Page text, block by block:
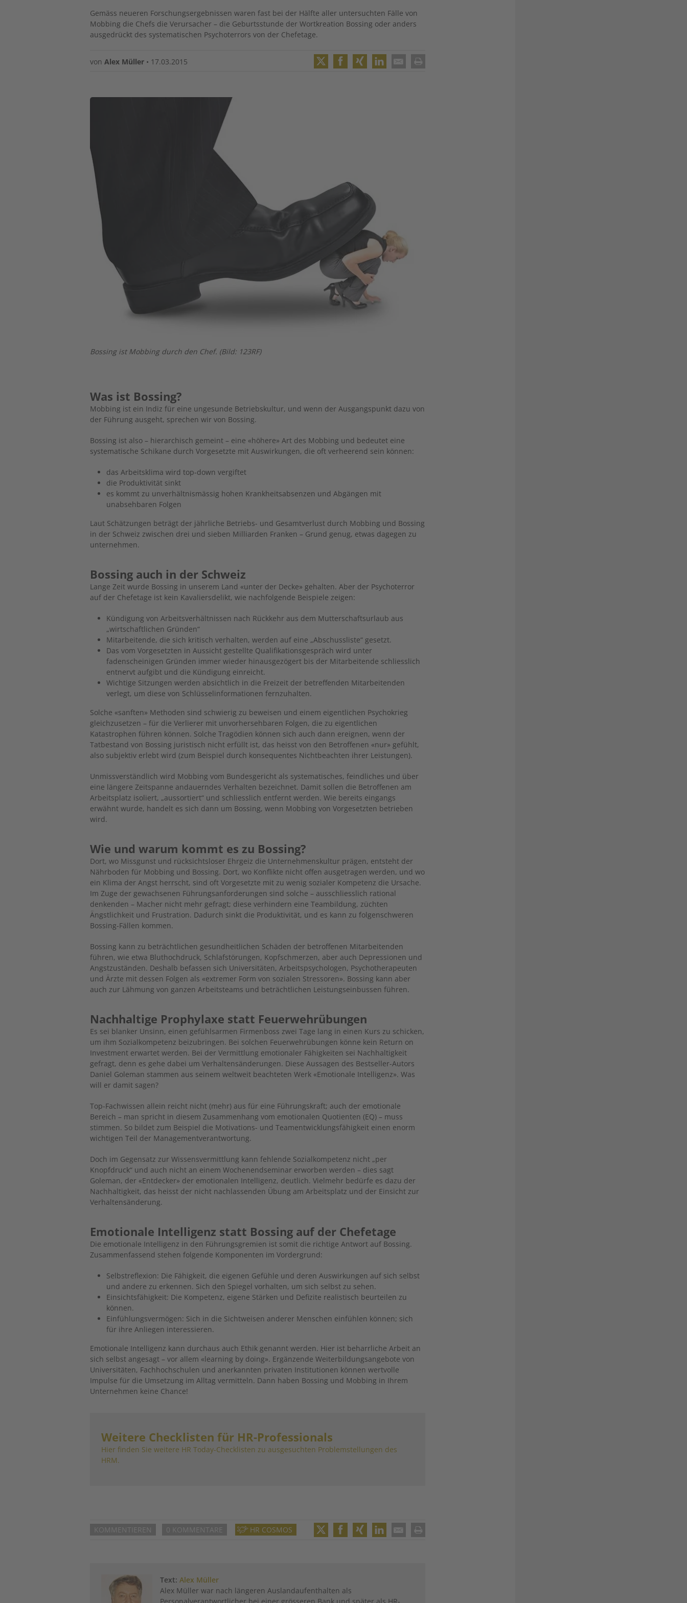
Gemäss neueren Forschungsergebnissen waren fast bei der Hälfte aller untersuchten Fälle von
Mobbing die Chefs die Verursacher – die Geburtsstunde der Wortkreation Bossing oder anders
ausgedrückt des systematischen Psychoterrors von der Chefetage.
von Alex Müller • 17.03.2015
Bossing ist Mobbing durch den Chef. (Bild: 123RF)
Was ist Bossing?
Mobbing ist ein Indiz für eine ungesunde Betriebskultur, und wenn der Ausgangspunkt dazu von
der Führung ausgeht, sprechen wir von Bossing.
Bossing ist also – hierarchisch gemeint – eine «höhere» Art des Mobbing und bedeutet eine
systematische Schikane durch Vorgesetzte mit Auswirkungen, die oft verheerend sein können:
das Arbeitsklima wird top-down vergiftet
die Produktivität sinkt
es kommt zu unverhältnismässig hohen Krankheitsabsenzen und Abgängen mit
unabsehbaren Folgen
Laut Schätzungen beträgt der jährliche Betriebs- und Gesamtverlust durch Mobbing und Bossing
in der Schweiz zwischen drei und sieben Milliarden Franken – Grund genug, etwas dagegen zu
unternehmen.
Bossing auch in der S​chweiz
Lange Zeit wurde Bossing in unserem Land «unter der Decke» gehalten. Aber der Psychoterror
auf der Chefetage ist kein Kavaliersdelikt, wie nachfolgende Beispiele zeigen:
Kündigung von Arbeitsverhältnissen nach Rückkehr aus dem Mutterschaftsurlaub aus
„wirtschaftlichen Gründen“
Mitarbeitende, die sich kritisch verhalten, werden auf eine „Abschussliste“ gesetzt.
Das vom Vorgesetzten in Aussicht gestellte Qualifikationsgespräch wird unter
fadenscheinigen Gründen immer wieder hinausgezögert bis der Mitarbeitende schliesslich
entnervt aufgibt und die Kündigung einreicht.
Wichtige Sitzungen werden absichtlich in die Freizeit der betreffenden Mitarbeitenden
verlegt, um diese von Schlüsselinformationen fernzuhalten.
Solche «sanften» Methoden sind schwierig zu beweisen und einem eigentlichen Psychokrieg
gleichzusetzen – für die Verlierer mit unvorhersehbaren Folgen, die zu eigentlichen
Katastrophen führen können. Solche Tragödien können sich auch dann ereignen, wenn der
Tatbestand von Bossing juristisch nicht erfüllt ist, das heisst von den Betroffenen «nur» gefühlt,
also subjektiv erlebt wird (zum Beispiel durch konsequentes Nichtbeachten ihrer Leistungen).
Unmissverständlich wird Mobbing vom Bundesgericht als systematisches, feindliches und über
eine längere Zeitspanne andauerndes Verhalten bezeichnet. Damit sollen die Betroffenen am
Arbeitsplatz isoliert, „aussortiert“ und schliesslich entfernt werden. Wie bereits eingangs
erwähnt wurde, handelt es sich dann um Bossing, wenn Mobbing von Vorgesetzten betrieben
wird.
Wie und warum kommt es zu Bossing?
Dort, wo Missgunst und rücksichtsloser Ehrgeiz die Unternehmenskultur prägen, entsteht der
Nährboden für Mobbing und Bossing. Dort, wo Konflikte nicht offen ausgetragen werden, und wo
ein Klima der Angst herrscht, sind oft Vorgesetzte mit zu wenig sozialer Kompetenz die Ursache.
Im Zuge der gewachsenen Führungsanforderungen sind solche – ausschliesslich rational
denkenden – Macher nicht mehr gefragt; diese verhindern eine Teambildung, züchten
Ängstlichkeit und Frustration. Dadurch sinkt die Produktivität, und es kann zu folgenschweren
Bossing-Fällen kommen.
Bossing kann zu beträchtlichen gesundheitlichen Schäden der betroffenen Mitarbeitenden
führen, wie etwa Bluthochdruck, Schlafstörungen, Kopfschmerzen, aber auch Depressionen und
Angstzuständen. Deshalb befassen sich Universitäten, Arbeitspsychologen, Psychotherapeuten
und Ärzte mit dessen Folgen als «extremer Form von sozialen Stressoren». Bossing kann aber
auch zur Lähmung von ganzen Arbeitsteams und beträchtlichen Leistungseinbussen führen.
Nachhaltige Prophylaxe statt Feuerwehrübungen
Es sei blanker Unsinn, einen gefühlsarmen Firmenboss zwei Tage lang in einen Kurs zu schicken,
um ihm Sozialkompetenz beizubringen. Bei solchen Feuerwehrübungen könne kein Return on
Investment erwartet werden. Bei der Vermittlung emotionaler Fähigkeiten sei Nachhaltigkeit
gefragt, denn es gehe dabei um Verhaltensänderungen. Diese Aussagen des Bestseller-Autors
Daniel Goleman stammen aus seinem weltweit beachteten Werk «Emotionale Intelligenz». Was
will er damit sagen?
Top-Fachwissen allein reicht nicht (mehr) aus für eine Führungskraft; auch der emotionale
Bereich – man spricht in diesem Zusammenhang vom emotionalen Quotienten (EQ) – muss
stimmen. So bildet zum Beispiel die Motivations- und Teamentwicklungsfähigkeit einen enorm
wichtigen Teil der Managementverantwortung.
Doch im Gegensatz zur Wissensvermittlung kann fehlende Sozialkompetenz nicht „per
Knopfdruck“ und auch nicht an einem Wochenendseminar erworben werden – dies sagt
Goleman, der «Entdecker» der emotionalen Intelligenz, deutlich. Vielmehr bedürfe es dazu der
Nachhaltigkeit, das heisst der nicht nachlassenden Übung am Arbeitsplatz und der Einsicht zur
Verhaltensänderung.
Emotionale Intelligenz statt Bossing auf der Chefetage
Die emotionale Intelligenz in den Führungsgremien ist somit die richtige Antwort auf Bossing.
Zusammenfassend stehen folgende Komponenten im Vordergrund:
Selbstreflexion: Die Fähigkeit, die eigenen Gefühle und deren Auswirkungen auf sich selbst
und andere zu erkennen. Sich den Spiegel vorhalten, um sich selbst zu sehen.
Einsichtsfähigkeit: Die Kompetenz, eigene Stärken und Defizite realistisch beurteilen zu
können.
Einfühlungsvermögen: Sich in die Sichtweisen anderer Menschen einfühlen können; sich
für ihre Anliegen interessieren.
Emotionale Intelligenz kann durchaus auch Ethik genannt werden. Hier ist beharrliche Arbeit an
sich selbst angesagt – vor allem «learning by doing». Ergänzende Weiterbildungsangebote von
Universitäten, Fachhochschulen und anerkannten privaten Institutionen können wertvolle
Impulse für die Umsetzung im Alltag vermitteln. Dann haben Bossing und Mobbing in Ihrem
Unternehmen keine Chance!
Weitere Checklisten für HR-Professionals
Hier finden Sie weitere HR Today-Checklisten zu ausgesuchten Problemstellungen des
HRM.
KOMMENTIEREN 0 KOMMENTARE HR COSMOS
Twitter
Facebook
XINGLinkedIn
Email
Print
Text:Alex Müller
Alex Müller war nach längeren Auslandaufenthalten als
Personalverantwortlicher bei einer grösseren Bank und später als HR-